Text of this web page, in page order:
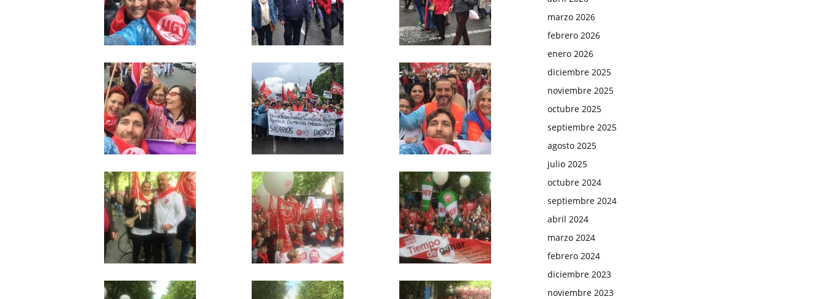
marzo 2026
febrero 2026
enero 2026
diciembre 2025
noviembre 2025
octubre 2025
septiembre 2025
agosto 2025
julio 2025
octubre 2024
septiembre 2024
abril 2024
marzo 2024
febrero 2024
diciembre 2023
noviembre 2023